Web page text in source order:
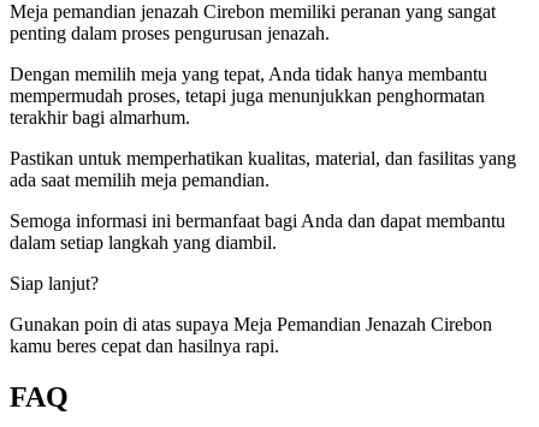
Meja pemandian jenazah Cirebon memiliki peranan yang sangat
penting dalam proses pengurusan jenazah.
Dengan memilih meja yang tepat, Anda tidak hanya membantu
mempermudah proses, tetapi juga menunjukkan penghormatan
terakhir bagi almarhum.
Pastikan untuk memperhatikan kualitas, material, dan fasilitas yang
ada saat memilih meja pemandian.
Semoga informasi ini bermanfaat bagi Anda dan dapat membantu
dalam setiap langkah yang diambil.
Siap lanjut?
Gunakan poin di atas supaya Meja Pemandian Jenazah Cirebon
kamu beres cepat dan hasilnya rapi.
FAQ